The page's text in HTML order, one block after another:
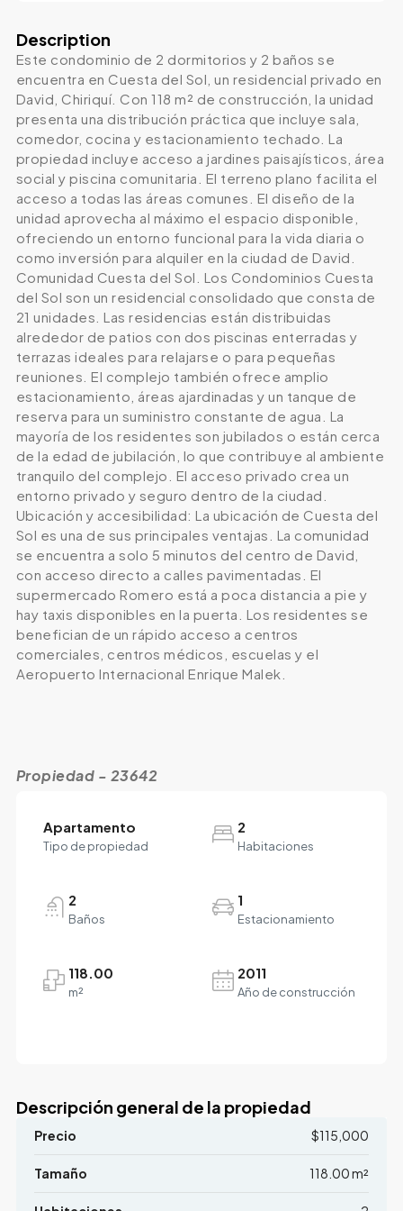
Description
Este condominio de 2 dormitorios y 2 baños se
encuentra en Cuesta del Sol, un residencial privado en
David, Chiriquí. Con 118 m² de construcción, la unidad
presenta una distribución práctica que incluye sala,
comedor, cocina y estacionamiento techado. La
propiedad incluye acceso a jardines paisajísticos, área
social y piscina comunitaria. El terreno plano facilita el
acceso a todas las áreas comunes. El diseño de la
unidad aprovecha al máximo el espacio disponible,
ofreciendo un entorno funcional para la vida diaria o
como inversión para alquiler en la ciudad de David.
Comunidad Cuesta del Sol. Los Condominios Cuesta
del Sol son un residencial consolidado que consta de
21 unidades. Las residencias están distribuidas
alrededor de patios con dos piscinas enterradas y
terrazas ideales para relajarse o para pequeñas
reuniones. El complejo también ofrece amplio
estacionamiento, áreas ajardinadas y un tanque de
reserva para un suministro constante de agua. La
mayoría de los residentes son jubilados o están cerca
de la edad de jubilación, lo que contribuye al ambiente
tranquilo del complejo. El acceso privado crea un
entorno privado y seguro dentro de la ciudad.
Ubicación y accesibilidad: La ubicación de Cuesta del
Sol es una de sus principales ventajas. La comunidad
se encuentra a solo 5 minutos del centro de David,
con acceso directo a calles pavimentadas. El
supermercado Romero está a poca distancia a pie y
hay taxis disponibles en la puerta. Los residentes se
benefician de un rápido acceso a centros
comerciales, centros médicos, escuelas y el
Aeropuerto Internacional Enrique Malek.
Propiedad - 23642
Apartamento
Tipo de propiedad
2
Habitaciones
2
Baños
1
Estacionamiento
118.00
m²
2011
Año de construcción
Descripción general de la propiedad
Precio $115,000
Tamaño 118.00 m²